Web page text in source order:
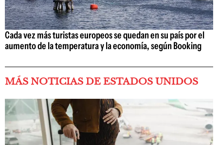
Cada vez más turistas europeos se quedan en su país por el
aumento de la temperatura y la economía, según Booking
MÁS NOTICIAS DE ESTADOS UNIDOS